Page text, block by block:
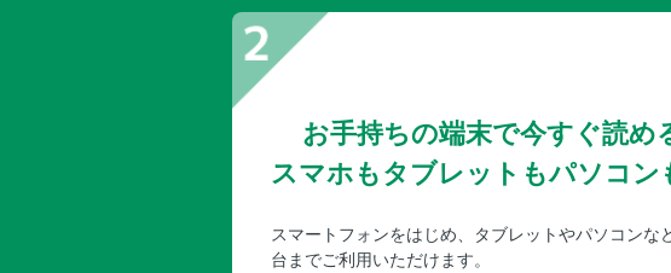
お手持ちの端末で今すぐ読め
スマホもタブレットもパソコン
スマートフォンをはじめ、タブレットやパソコンな
台までご利用いただけます。